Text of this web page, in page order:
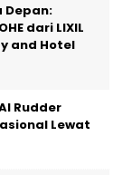
Depan:
dari LIXIL
and Hotel
Rudder
Lewat